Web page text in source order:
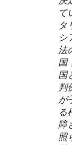
て
タ
シ
法
国
国
判
が
る
障
照